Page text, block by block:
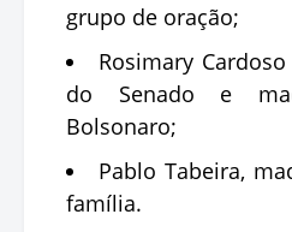
grupo de oração;
Rosimary
do Senado e
Bolsonaro;
Pablo Tabeira,
família.